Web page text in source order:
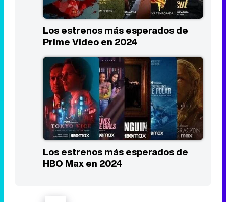
Los estrenos más esperados de
Prime Video en 2024
Los estrenos más esperados de
HBO Max en 2024